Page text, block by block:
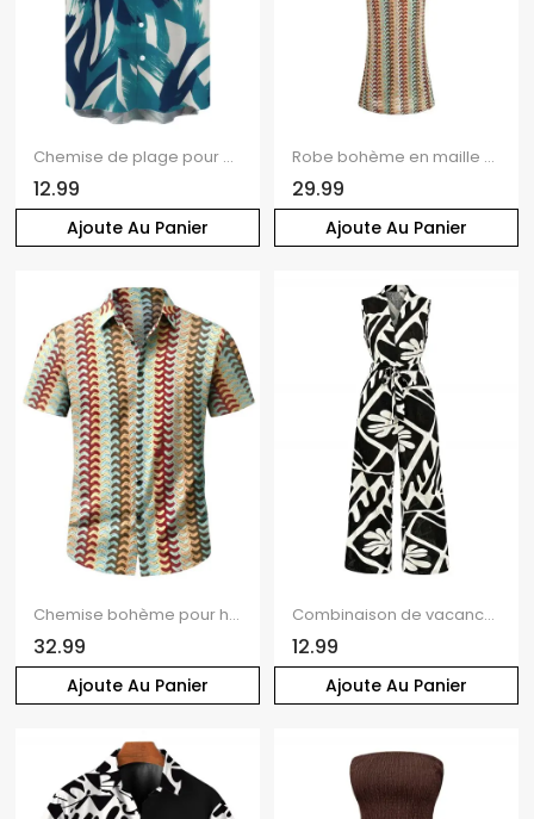
Ajoute Au Panier
Chemise de plage pour homme, imprimé aquarelle abstrait à coups de pinceau, boutonnée
12.99
Ajoute Au Panier
Robe bohème en maille à imprimé ethnique colorblock et flèches, robe moulante à fines bretelles
29.99
Ajoute Au Panier
Chemise bohème pour homme, imprimé ethnique à flèches colorblock, boutonnée, en maille
32.99
Ajoute Au Panier
Combinaison de vacances vintage à imprimé géométrique monochrome de feuilles et col en V noué
12.99